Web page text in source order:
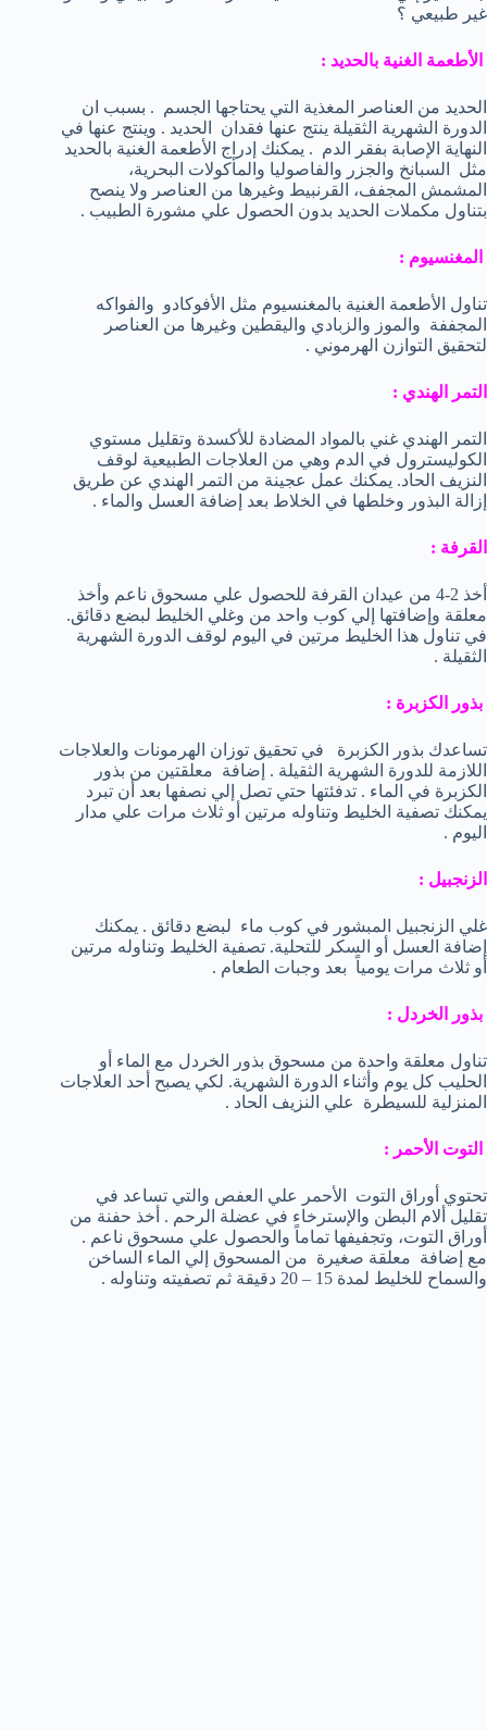
غير طبيعي ؟
الأطعمة الغنية بالحديد :
الحديد من العناصر المغذية التي يحتاجها الجسم . بسبب ان
الدورة الشهرية الثقيلة ينتج عنها فقدان الحديد . وينتج عنها في
النهاية الإصابة بفقر الدم . يمكنك إدراج الأطعمة الغنية بالحديد
مثل السبانخ والجزر والفاصوليا والمأكولات البحرية،
المشمش المجفف، القرنبيط وغيرها من العناصر ولا ينصح
بتناول مكملات الحديد بدون الحصول علي مشورة الطبيب .
المغنسيوم :
تناول الأطعمة الغنية بالمغنسيوم مثل الأفوكادو والفواكه
المجففة والموز والزبادي واليقطين وغيرها من العناصر
لتحقيق التوازن الهرموني .
التمر الهندي :
التمر الهندي غني بالمواد المضادة للأكسدة وتقليل مستوي
الكوليسترول في الدم وهي من العلاجات الطبيعية لوقف
النزيف الحاد. يمكنك عمل عجينة من التمر الهندي عن طريق
إزالة البذور وخلطها في الخلاط بعد إضافة العسل والماء .
القرفة :
أخذ 2-4 من عيدان القرفة للحصول علي مسحوق ناعم وأخذ
معلقة وإضافتها إلي كوب واحد من وغلي الخليط لبضع دقائق.
في تناول هذا الخليط مرتين في اليوم لوقف الدورة الشهرية
الثقيلة .
بذور الكزبرة :
تساعدك بذور الكزبرة في تحقيق توزان الهرمونات والعلاجات
اللازمة للدورة الشهرية الثقيلة . إضافة معلقتين من بذور
الكزبرة في الماء . تدفئتها حتي تصل إلي نصفها بعد أن تبرد
يمكنك تصفية الخليط وتناوله مرتين أو ثلاث مرات علي مدار
اليوم .
الزنجبيل :
غلي الزنجبيل المبشور في كوب ماء لبضع دقائق . يمكنك
إضافة العسل أو السكر للتحلية. تصفية الخليط وتناوله مرتين
أو ثلاث مرات يومياً بعد وجبات الطعام .
بذور الخردل :
تناول معلقة واحدة من مسحوق بذور الخردل مع الماء أو
الحليب كل يوم وأثناء الدورة الشهرية. لكي يصبح أحد العلاجات
المنزلية للسيطرة علي النزيف الحاد .
التوت الأحمر :
تحتوي أوراق التوت الأحمر علي العفص والتي تساعد في
تقليل ألام البطن والإسترخاء في عضلة الرحم . أخذ حفنة من
أوراق التوت، وتجفيفها تماماً والحصول علي مسحوق ناعم .
مع إضافة معلقة صغيرة من المسحوق إلي الماء الساخن
والسماح للخليط لمدة 15 – 20 دقيقة ثم تصفيته وتناوله .